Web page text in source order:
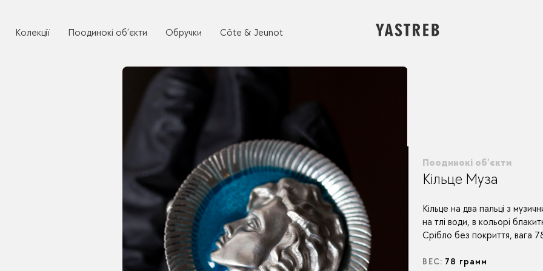
Колекції Поодинокі об’єкти Обручки Côte & Jeunot
Поодинокі об’єкти
Кільце Муза
Кільце на два пальці з
на тлі води, в кольорі
Срібло без покриття, вага
ВЕС: 78 грамм